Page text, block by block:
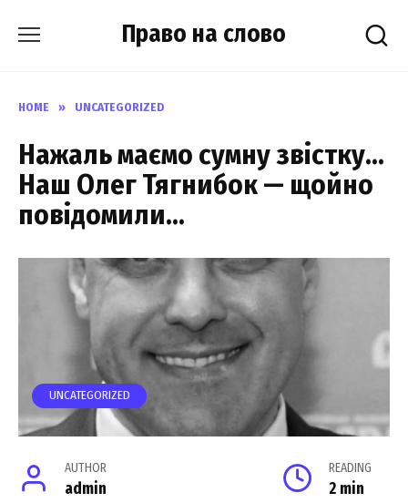
Право на слово
HOME » UNCATEGORIZED
Нажаль маємо сумну звістку…
Наш Олег Тягнибок — щойно
повідомили…
UNCATEGORIZED
AUTHOR
admin
READING
2 min